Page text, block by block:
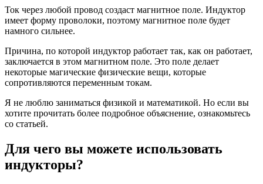
Ток через любой провод создаст магнитное поле. Индуктор
имеет форму проволоки, поэтому магнитное поле будет
намного сильнее.
Причина, по которой индуктор работает так, как он работает,
заключается в этом магнитном поле. Это поле делает
некоторые магические физические вещи, которые
сопротивляются переменным токам.
Я не люблю заниматься физикой и математикой. Но если вы
хотите прочитать более подробное объяснение, ознакомьтесь
со статьей.
Для чего вы можете использовать
индукторы?